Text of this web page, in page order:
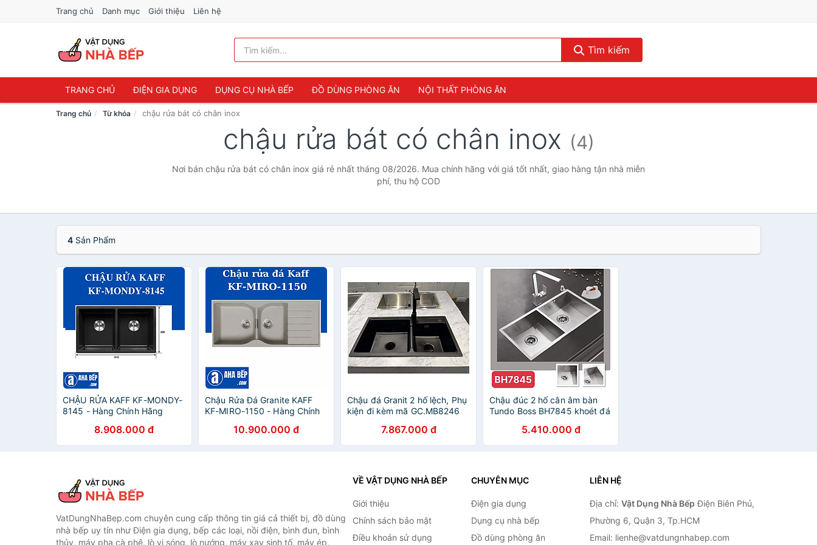
Trang chủ Danh mục Giới thiệu Liên hệ
Tìm kiếm
TRANG CHỦ ĐIỆN GIA DỤNG DỤNG CỤ NHÀ BẾP ĐỒ DÙNG PHÒNG ĂN NỘI THẤT PHÒNG ĂN
Trang chủ Từ khóa chậu rửa bát có chân inox
chậu rửa bát có chân inox (4)
Nơi bán chậu rửa bát có chân inox giá rẻ nhất tháng 08/2026. Mua chính hãng với giá tốt nhất, giao hàng tận nhà miễn
phí, thu hộ COD
4 Sản Phẩm
CHẬU RỬA KAFF KF-MONDY-
8145 - Hàng Chính Hãng
8.908.000 đ
Chậu Rửa Đá Granite KAFF
KF-MIRO-1150 - Hàng Chính
10.900.000 đ
Chậu đá Granit 2 hố lệch, Phụ
kiện đi kèm mã GC.MB8246
7.867.000 đ
Chậu đúc 2 hố cân âm bàn
Tundo Boss BH7845 khoét đá
5.410.000 đ
VatDungNhaBep.com chuyên cung cấp thông tin giá cả thiết bị, đồ dùng
nhà bếp uy tín như Điện gia dụng, bếp các loại, nồi điện, bình đun, bình
thủy, máy pha cà phê, lò vi sóng, lò nướng, máy xay sinh tố, máy ép,
VỀ VẬT DỤNG NHÀ BẾP
Giới thiệu
Chính sách bảo mật
Điều khoản sử dụng
CHUYÊN MỤC
Điện gia dụng
Dụng cụ nhà bếp
Đồ dùng phòng ăn
LIÊN HỆ
Địa chỉ: Vật Dụng Nhà Bếp Điện Biên Phủ,
Phường 6, Quận 3, Tp.HCM
Email: lienhe@vatdungnhabep.com